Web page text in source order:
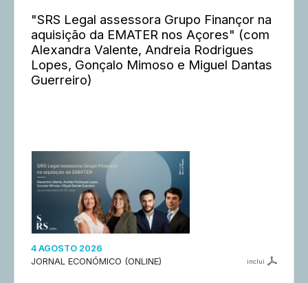
"SRS Legal assessora Grupo Finançor na
aquisição da EMATER nos Açores" (com
Alexandra Valente, Andreia Rodrigues
Lopes, Gonçalo Mimoso e Miguel Dantas
Guerreiro)
4 AGOSTO 2026
JORNAL ECONÓMICO (ONLINE)
inclui